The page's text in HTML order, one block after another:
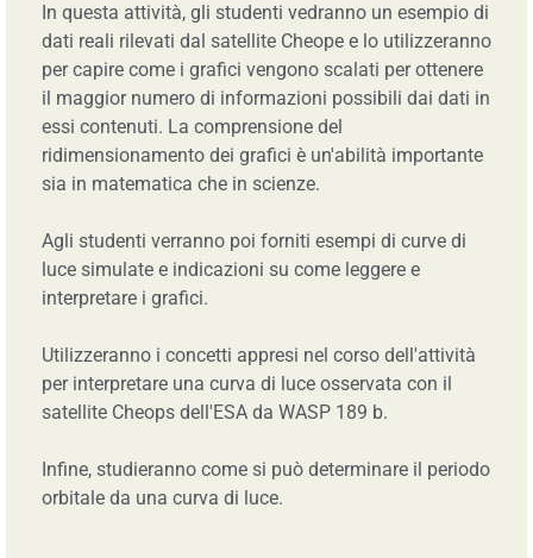
In questa attività, gli studenti vedranno un esempio di
dati reali rilevati dal satellite Cheope e lo utilizzeranno
per capire come i grafici vengono scalati per ottenere
il maggior numero di informazioni possibili dai dati in
essi contenuti. La comprensione del
ridimensionamento dei grafici è un'abilità importante
sia in matematica che in scienze.
Agli studenti verranno poi forniti esempi di curve di
luce simulate e indicazioni su come leggere e
interpretare i grafici.
Utilizzeranno i concetti appresi nel corso dell'attività
per interpretare una curva di luce osservata con il
satellite Cheops dell'ESA da WASP 189 b.
Infine, studieranno come si può determinare il periodo
orbitale da una curva di luce.